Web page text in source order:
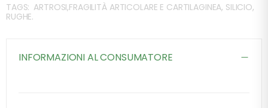
TAGS: ARTROSI,FRAGILITÀ ARTICOLARE E CARTILAGINEA, SILICIO,
RUGHE.
INFORMAZIONI AL CONSUMATORE